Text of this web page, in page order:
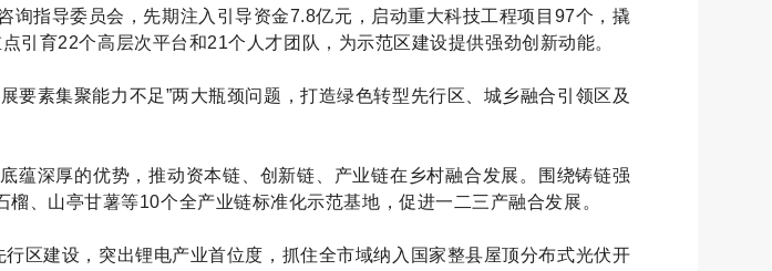
指导委员会，先期注入引导资金7.8亿元，启动重大科技工程项目97个，撬
引育22个高层次平台和21个人才团队，为示范区建设提供强劲创新动能。
要素集聚能力不足”两大瓶颈问题，打造绿色转型先行区、城乡融合引领区及
蕴深厚的优势，推动资本链、创新链、产业链在乡村融合发展。围绕铸链强
、山亭甘薯等10个全产业链标准化示范基地，促进一二三产融合发展。
区建设，突出锂电产业首位度，抓住全市域纳入国家整县屋顶分布式光伏开